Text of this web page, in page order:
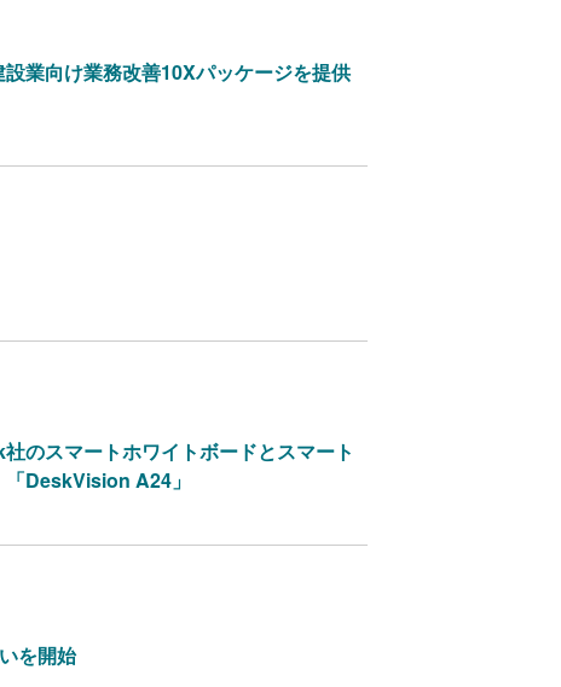
業向け業務改善10Xパッケージを提供
のスマートホワイトボードとスマート
DeskVision A24」
を開始